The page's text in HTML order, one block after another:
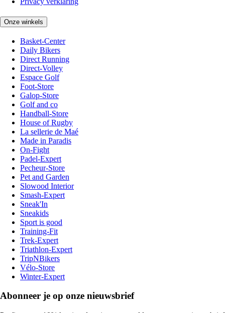
Onze winkels
Basket-Center
Daily Bikers
Direct Running
Direct-Volley
Espace Golf
Foot-Store
Galop-Store
Golf and co
Handball-Store
House of Rugby
La sellerie de Maé
Made in Paradis
On-Fight
Padel-Expert
Pecheur-Store
Pet and Garden
Slowood Interior
Smash-Expert
Sneak'In
Sneakids
Sport is good
Training-Fit
Trek-Expert
Triathlon-Expert
TripNBikers
Vélo-Store
Winter-Expert
Abonneer je op onze nieuwsbrief